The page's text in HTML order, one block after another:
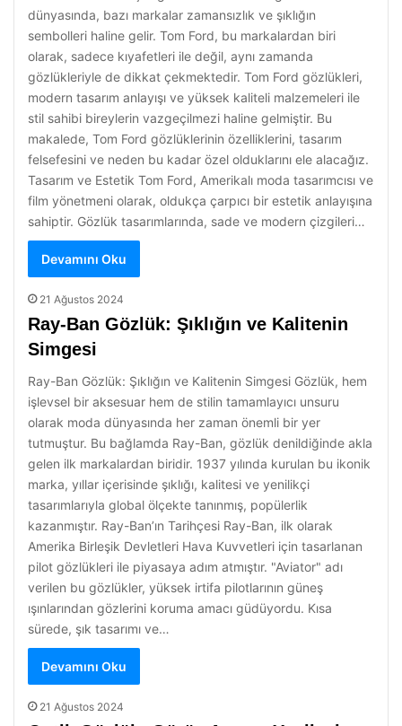
dünyasında, bazı markalar zamansızlık ve şıklığın
sembolleri haline gelir. Tom Ford, bu markalardan biri
olarak, sadece kıyafetleri ile değil, aynı zamanda
gözlükleriyle de dikkat çekmektedir. Tom Ford gözlükleri,
modern tasarım anlayışı ve yüksek kaliteli malzemeleri ile
stil sahibi bireylerin vazgeçilmezi haline gelmiştir. Bu
makalede, Tom Ford gözlüklerinin özelliklerini, tasarım
felsefesini ve neden bu kadar özel olduklarını ele alacağız.
Tasarım ve Estetik Tom Ford, Amerikalı moda tasarımcısı ve
film yönetmeni olarak, oldukça çarpıcı bir estetik anlayışına
sahiptir. Gözlük tasarımlarında, sade ve modern çizgileri…
Devamını Oku
21 Ağustos 2024
Ray-Ban Gözlük: Şıklığın ve Kalitenin
Simgesi
Ray-Ban Gözlük: Şıklığın ve Kalitenin Simgesi Gözlük, hem
işlevsel bir aksesuar hem de stilin tamamlayıcı unsuru
olarak moda dünyasında her zaman önemli bir yer
tutmuştur. Bu bağlamda Ray-Ban, gözlük denildiğinde akla
gelen ilk markalardan biridir. 1937 yılında kurulan bu ikonik
marka, yıllar içerisinde şıklığı, kalitesi ve yenilikçi
tasarımlarıyla global ölçekte tanınmış, popülerlik
kazanmıştır. Ray-Ban’ın Tarihçesi Ray-Ban, ilk olarak
Amerika Birleşik Devletleri Hava Kuvvetleri için tasarlanan
pilot gözlükleri ile piyasaya adım atmıştır. "Aviator" adı
verilen bu gözlükler, yüksek irtifa pilotlarının güneş
ışınlarından gözlerini koruma amacı güdüyordu. Kısa
sürede, şık tasarımı ve…
Devamını Oku
21 Ağustos 2024